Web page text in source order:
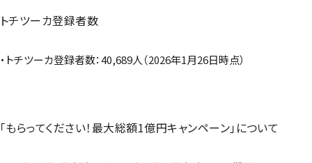
トチツーカ登録者数
・トチツーカ登録者数：40,689人（2026年1月26日時点）
「もらってください！最大総額1億円キャンペーン」について